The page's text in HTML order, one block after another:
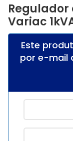
Regulador
Variac
Este
por e-mail